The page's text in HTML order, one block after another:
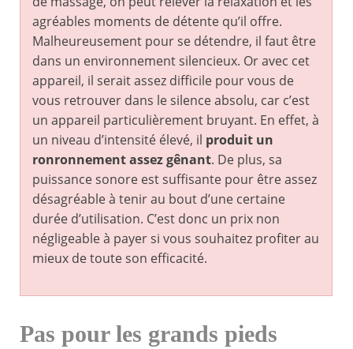
agréables moments de détente qu’il offre.
Malheureusement pour se détendre, il faut être
dans un environnement silencieux. Or avec cet
appareil, il serait assez difficile pour vous de
vous retrouver dans le silence absolu, car c’est
un appareil particulièrement bruyant. En effet, à
un niveau d’intensité élevé, il produit un
ronronnement assez gênant. De plus, sa
puissance sonore est suffisante pour être assez
désagréable à tenir au bout d’une certaine
durée d’utilisation. C’est donc un prix non
négligeable à payer si vous souhaitez profiter au
mieux de toute son efficacité.
Pas pour les grands pieds